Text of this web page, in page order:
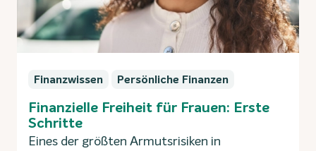
Finanzwissen Persönliche Finanzen
Finanzielle Freiheit für Frauen: Erste
Schritte
Eines der größten Armutsrisiken in